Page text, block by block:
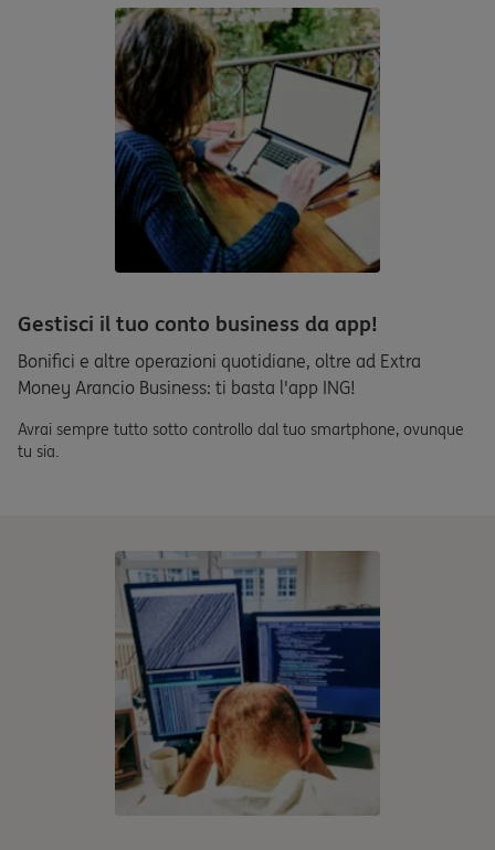
Gestisci il tuo conto business da app!
Bonifici e altre operazioni quotidiane, oltre ad Extra
Money Arancio Business: ti basta l'app ING!
Avrai sempre tutto sotto controllo dal tuo smartphone, ovunque
tu sia.